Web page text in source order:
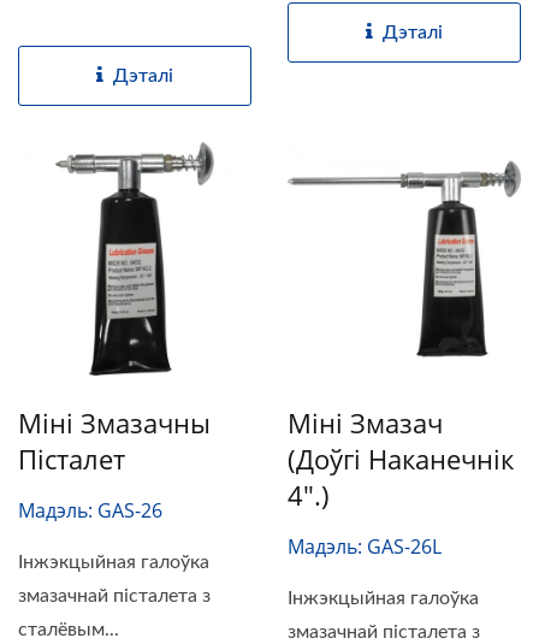
Дэталі
Дэталі
Міні Змазачны
Пісталет
Мадэль: GAS-26
Інжэкцыйная галоўка
змазачнай пісталета з
сталёвым...
Міні Змазач
(доўгі Наканечнік
4".)
Мадэль: GAS-26L
Інжэкцыйная галоўка
змазачнай пісталета з